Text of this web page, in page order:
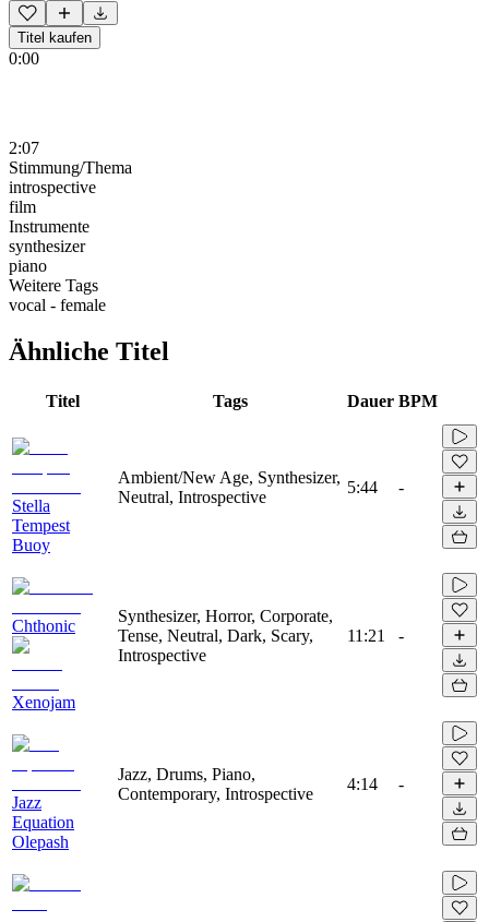
Titel kaufen
0:00
2:07
Stimmung/Thema
introspective
film
Instrumente
synthesizer
piano
Weitere Tags
vocal - female
Ähnliche Titel
Titel Tags Dauer BPM
Stella
Tempest
Buoy
Ambient/New Age, Synthesizer,
Neutral, Introspective
5:44 -
Chthonic
Xenojam
Synthesizer, Horror, Corporate,
Tense, Neutral, Dark, Scary,
Introspective
11:21 -
Jazz
Equation
Olepash
Jazz, Drums, Piano,
Contemporary, Introspective
4:14 -